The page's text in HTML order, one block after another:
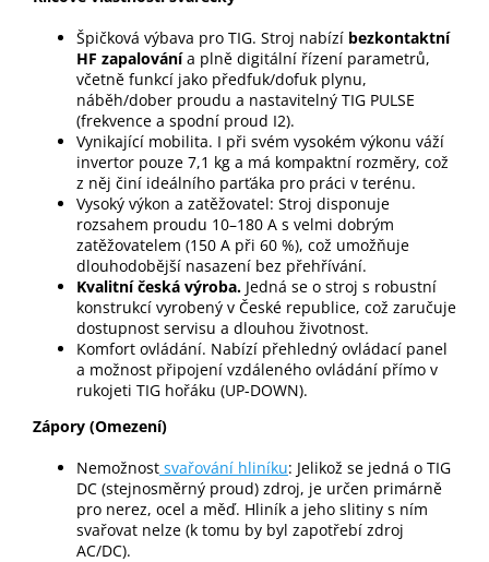
Špičková výbava pro TIG. Stroj nabízí bezkontaktní
HF zapalovánía plně digitální řízení parametrů,
včetně funkcí jako předfuk/dofuk plynu,
náběh/dober proudu a nastavitelný TIG PULSE
(frekvence a spodní proud I2).
Vynikající mobilita. I při svém vysokém výkonu váží
invertor pouze 7,1 kg a má kompaktní rozměry, což
z něj činí ideálního parťáka pro práci v terénu.
Vysoký výkon a zatěžovatel: Stroj disponuje
rozsahem proudu 10–180 A s velmi dobrým
zatěžovatelem (150 A při 60 %), což umožňuje
dlouhodobější nasazení bez přehřívání.
Kvalitní česká výroba. Jedná se o stroj s robustní
konstrukcí vyrobený v České republice, což zaručuje
dostupnost servisu a dlouhou životnost.
Komfort ovládání. Nabízí přehledný ovládací panel
a možnost připojení vzdáleného ovládání přímo v
rukojeti TIG hořáku (UP-DOWN).
Zápory (Omezení)
Nemožnost svařování hliníku: Jelikož se jedná o TIG
DC (stejnosměrný proud) zdroj, je určen primárně
pro nerez, ocel a měď. Hliník a jeho slitiny s ním
svařovat nelze (k tomu by byl zapotřebí zdroj
AC/DC).